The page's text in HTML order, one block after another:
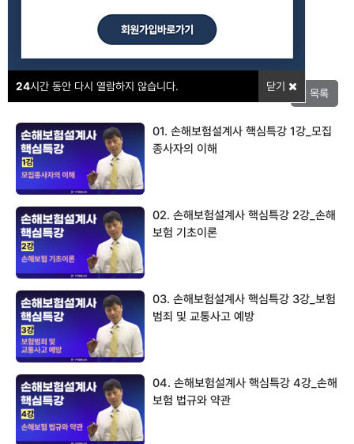
24시간 동안 다시 열람하지 않습니다. 닫기
목록
01. 손해보험설계사 핵심특강 1강_모집
종사자의 이해
02. 손해보험설계사 핵심특강 2강_손해
보험 기초이론
03. 손해보험설계사 핵심특강 3강_보험
범죄 및 교통사고 예방
04. 손해보험설계사 핵심특강 4강_손해
보험 법규와 약관